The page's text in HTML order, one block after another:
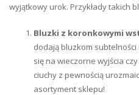
wyjątkowy urok. Przykłady takich
Bluzki z koronkowymi
dodają bluzkom
się na wieczorne wyjścia
ciuchy z pewnością
asortyment sklepu!